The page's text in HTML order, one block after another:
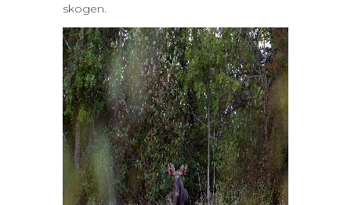
skogen.